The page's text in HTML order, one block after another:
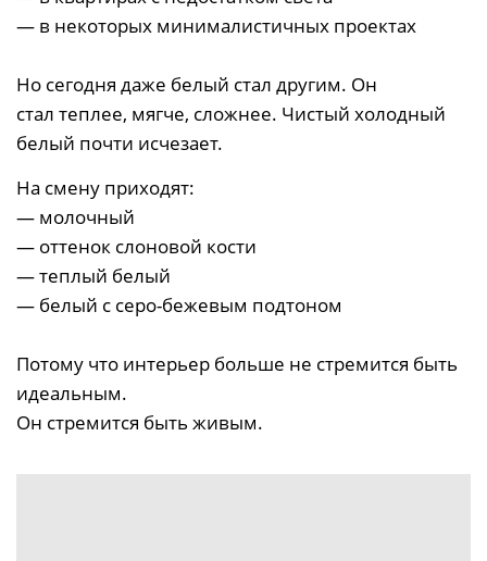
— в некоторых минималистичных проектах
Но сегодня даже белый стал другим. Он
стал теплее, мягче, сложнее. Чистый холодный
белый почти исчезает.
На смену приходят:
— молочный
— оттенок слоновой кости
— теплый белый
— белый с серо-бежевым подтоном
Потому что интерьер больше не стремится быть
идеальным.
Он стремится быть живым.